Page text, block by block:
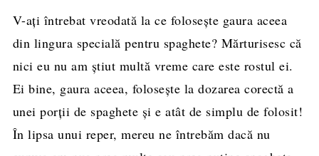
V-aţi întrebat vreodată la ce foloseşte gaura aceea
din lingura specială pentru spaghete? Mărturisesc că
nici eu nu am ştiut multă vreme care este rostul ei.
Ei bine, gaura aceea, foloseşte la dozarea corectă a
unei porţii de spaghete şi e atât de simplu de folosit!
În lipsa unui reper, mereu ne întrebăm dacă nu